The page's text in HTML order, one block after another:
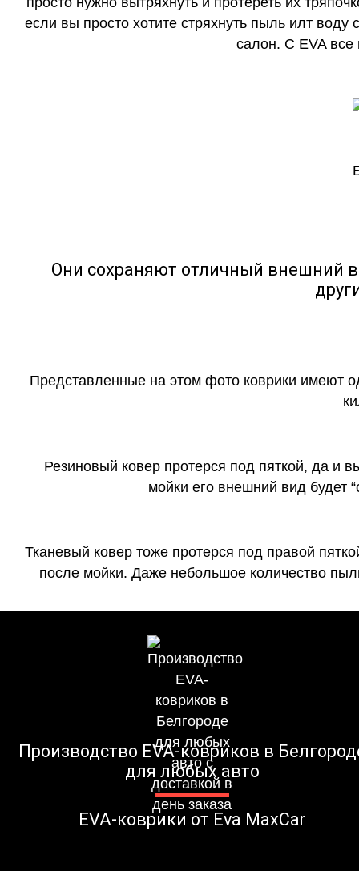
если вы просто хотите стряхнуть пыль илт воду
салон. С EVA все
Они сохраняют отличный внешний
Представленные на этом фото коврики имеют
Резиновый ковер протерся под пяткой, да и
мойки его внешний вид будет
Тканевый ковер тоже протерся под правой
после мойки. Даже небольшое количество
Производство EVA-ковриков в
для любых авто
EVA-коврики от Eva MaxCar